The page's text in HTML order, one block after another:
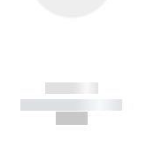
------------
----------- -----------